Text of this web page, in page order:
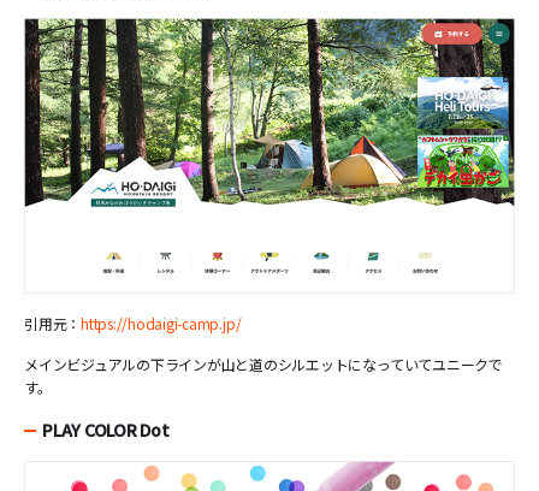
引用元：https://hodaigi-camp.jp/
メインビジュアルの下ラインが山と道のシルエットになっていてユニークで
す。
PLAY COLOR Dot